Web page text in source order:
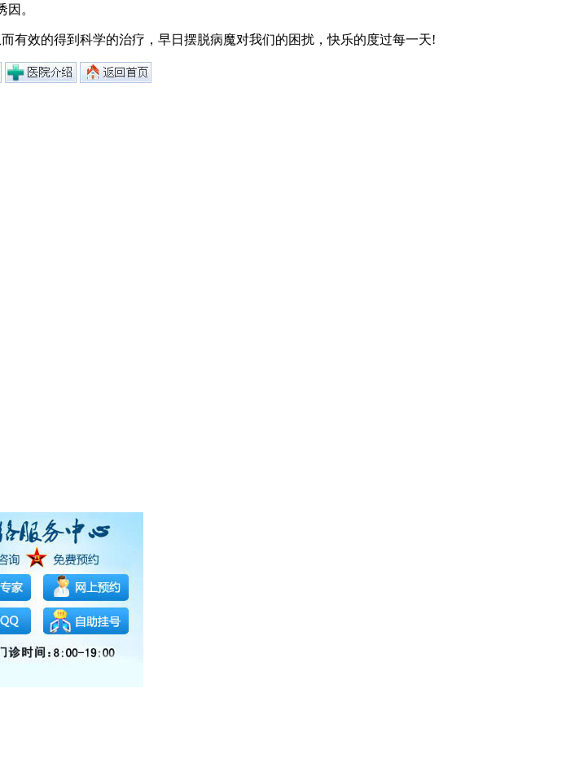
。
有效的得到科学的治疗，早日摆脱病魔对我们的困扰，快乐的度过每一天!